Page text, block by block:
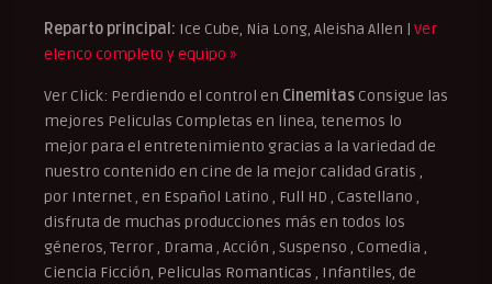
Reparto principal: Ice Cube, Nia Long, Aleisha Allen | Ver
elenco completo y equipo »
Ver Click: Perdiendo el control en Cinemitas Consigue las
mejores Peliculas Completas en linea, tenemos lo
mejor para el entretenimiento gracias a la variedad de
nuestro contenido en cine de la mejor calidad Gratis ,
por Internet , en Español Latino , Full HD , Castellano ,
disfruta de muchas producciones más en todos los
géneros, Terror , Drama , Acción , Suspenso , Comedia ,
Ciencia Ficción, Peliculas Romanticas , Infantiles, de